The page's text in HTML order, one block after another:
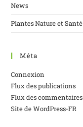
News
Plantes Nature et Santé
Méta
Connexion
Flux des publications
Flux des commentaires
Site de WordPress-FR